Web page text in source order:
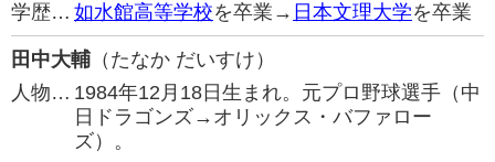
学歴… 如水館高等学校を卒業→ 日本文理大学を卒業
田中大輔 （たなか だいすけ）
人物… 1984年12月18日生まれ。元プロ野球選手（中
日ドラゴンズ→オリックス・バファロー
ズ）。